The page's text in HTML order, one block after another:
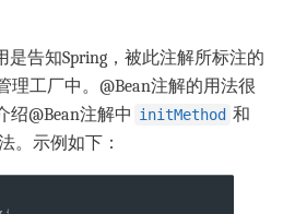
是告知Spring，被此注解所标注的
理工厂中。@Bean注解的用法很
@Bean注解中 initMethod 和
。示例如下：